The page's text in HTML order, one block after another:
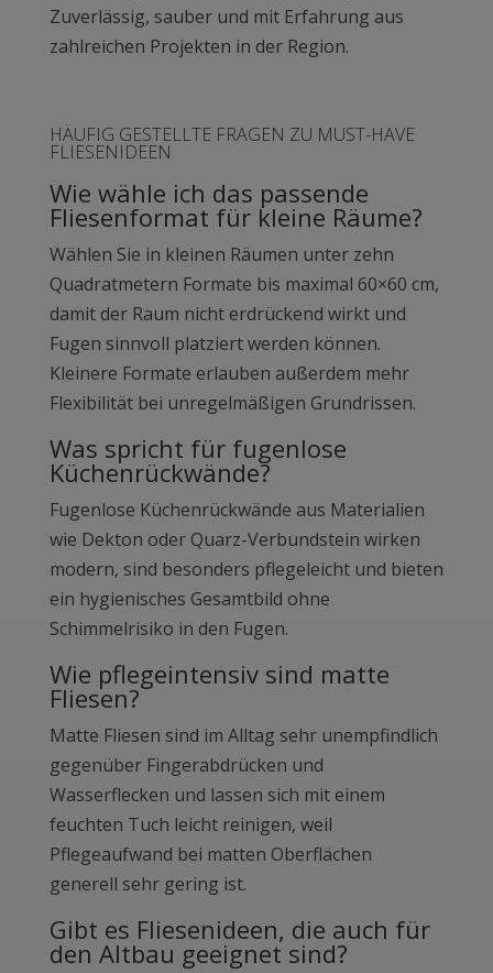
Zuverlässig, sauber und mit Erfahrung aus
zahlreichen Projekten in der Region.
HÄUFIG GESTELLTE FRAGEN ZU MUST-HAVE
FLIESENIDEEN
Wie wähle ich das passende
Fliesenformat für kleine Räume?
Wählen Sie in kleinen Räumen unter zehn
Quadratmetern Formate bis maximal 60×60 cm,
damit der Raum nicht erdrückend wirkt und
Fugen sinnvoll platziert werden können.
Kleinere Formate erlauben außerdem mehr
Flexibilität bei unregelmäßigen Grundrissen.
Was spricht für fugenlose
Küchenrückwände?
Fugenlose Küchenrückwände aus Materialien
wie Dekton oder Quarz-Verbundstein wirken
modern, sind besonders pflegeleicht und bieten
ein hygienisches Gesamtbild ohne
Schimmelrisiko in den Fugen.
Wie pflegeintensiv sind matte
Fliesen?
Matte Fliesen sind im Alltag sehr unempfindlich
gegenüber Fingerabdrücken und
Wasserflecken und lassen sich mit einem
feuchten Tuch leicht reinigen, weil
Pflegeaufwand bei matten Oberflächen
generell sehr gering ist.
Gibt es Fliesenideen, die auch für
den Altbau geeignet sind?